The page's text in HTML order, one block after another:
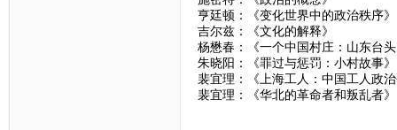
亨廷顿：《变化世界中的政治秩序》
吉尔兹：《文化的解释》
杨懋春：《一个中国村庄：山东台
朱晓阳：《罪过与惩罚：小村故事》
裴宜理：《上海工人：中国工人政
裴宜理：《华北的革命者和叛乱者》